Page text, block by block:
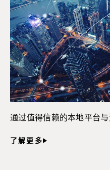
通过值得信赖的本地平台与
了解更多